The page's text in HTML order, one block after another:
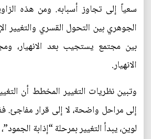
سعياً إلى تجاوز أسبابه. ومن هذه
الجوهري بين التحول القسري والتغيير
بين مجتمع يستجيب بعد الانهيار،
الانهيار.
وتبين نظريات التغيير المخطط أن
إلى مراحل واضحة، لا إلى قرار
لوين، يبدأ التغيير بمرحلة “إذابة